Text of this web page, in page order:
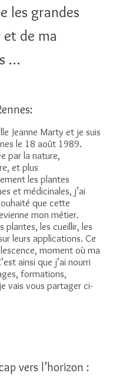
les grandes
de ma
…
Jeanne Marty et je suis
le 18 août 1989.
par la nature,
et plus
les plantes
et médicinales, j’ai
que cette
mon métier.
plantes, les cueillir, les
leurs applications. Ce
moment où ma
ainsi que j’ai nourri
formations,
vais vous partager ci-
vers l’horizon :